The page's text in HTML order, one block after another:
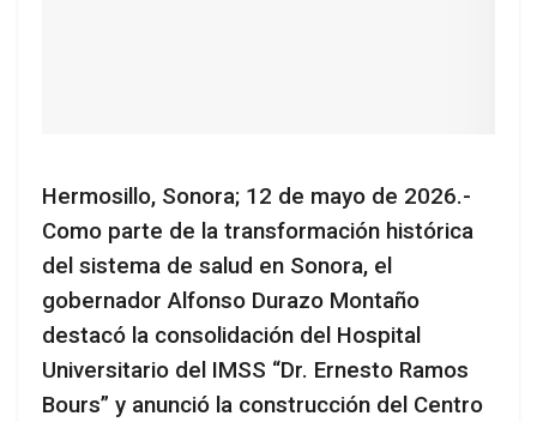
Hermosillo, Sonora; 12 de mayo de 2026.-
Como parte de la transformación histórica
del sistema de salud en Sonora, el
gobernador Alfonso Durazo Montaño
destacó la consolidación del Hospital
Universitario del IMSS “Dr. Ernesto Ramos
Bours” y anunció la construcción del Centro